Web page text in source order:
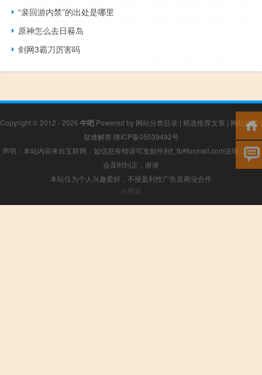
“裴回游内禁”的出处是哪里
原神怎么去日晷岛
剑网3霸刀厉害吗
Copyright © 2012 - 2026 牛吧 Powered by 网站分类目录 | 精选推荐文章 | 网站地图 |
疑难解答 陕ICP备05039492号
声明：本站内容来自互联网，如信息有错误可发邮件到f_fb#foxmail.com说明，我们
会及时纠正，谢谢
本站仅为个人兴趣爱好，不接盈利性广告及商业合作
小男孩